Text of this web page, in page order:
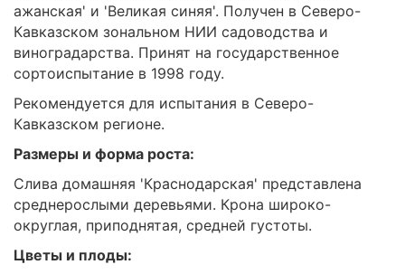
ажанская' и 'Великая синяя'. Получен в Северо-
Кавказском зональном НИИ садоводства и
виноградарства. Принят на государственное
сортоиспытание в 1998 году.
Рекомендуется для испытания в Северо-
Кавказском регионе.
Размеры и форма роста:
Слива домашняя 'Краснодарская' представлена
среднерослыми деревьями. Крона широко-
округлая, приподнятая, средней густоты.
Цветы и плоды: